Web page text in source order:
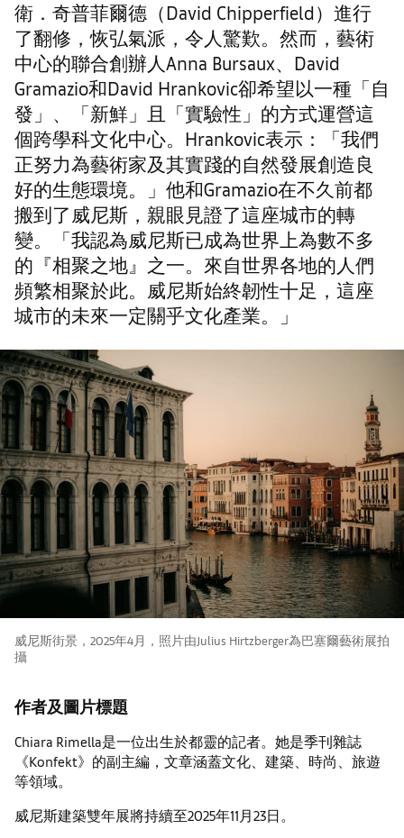
衛．奇普菲爾德（David Chipperfield）進行
了翻修，恢弘氣派，令人驚歎。然而，藝術
中心的聯合創辦人Anna Bursaux、David
Gramazio和David Hrankovic卻希望以一種「自
發」、「新鮮」且「實驗性」的方式運營這
個跨學科文化中心。Hrankovic表示：「我們
正努力為藝術家及其實踐的自然發展創造良
好的生態環境。」他和Gramazio在不久前都
搬到了威尼斯，親眼見證了這座城市的轉
變。「我認為威尼斯已成為世界上為數不多
的『相聚之地』之一。來自世界各地的人們
頻繁相聚於此。威尼斯始終韌性十足，這座
城市的未來一定關乎文化產業。」
威尼斯街景，2025年4月，照片由Julius Hirtzberger為巴塞爾藝術展拍
攝
作者及圖片標題
Chiara Rimella是一位出生於都靈的記者。她是季刊雜誌
《Konfekt》的副主編，文章涵蓋文化、建築、時尚、旅遊
等領域。
威尼斯建築雙年展將持續至2025年11月23日。